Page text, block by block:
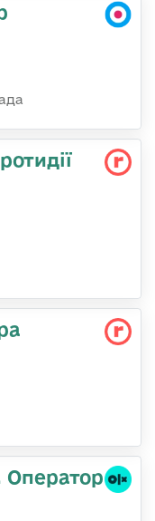
Оператор